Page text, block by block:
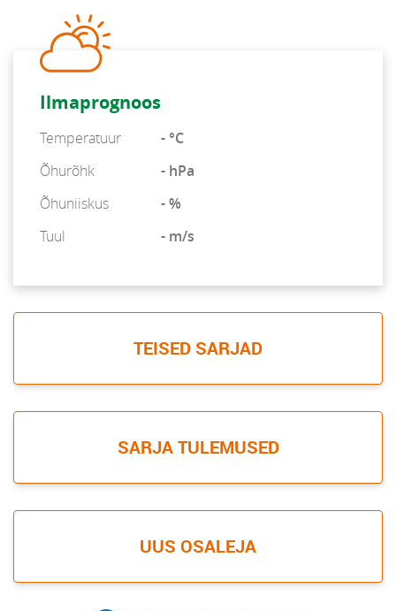
Ilmaprognoos
Temperatuur
- °C
Õhurõhk
- hPa
Õhuniiskus
- %
Tuul
- m/s
TEISED SARJAD
SARJA TULEMUSED
UUS OSALEJA